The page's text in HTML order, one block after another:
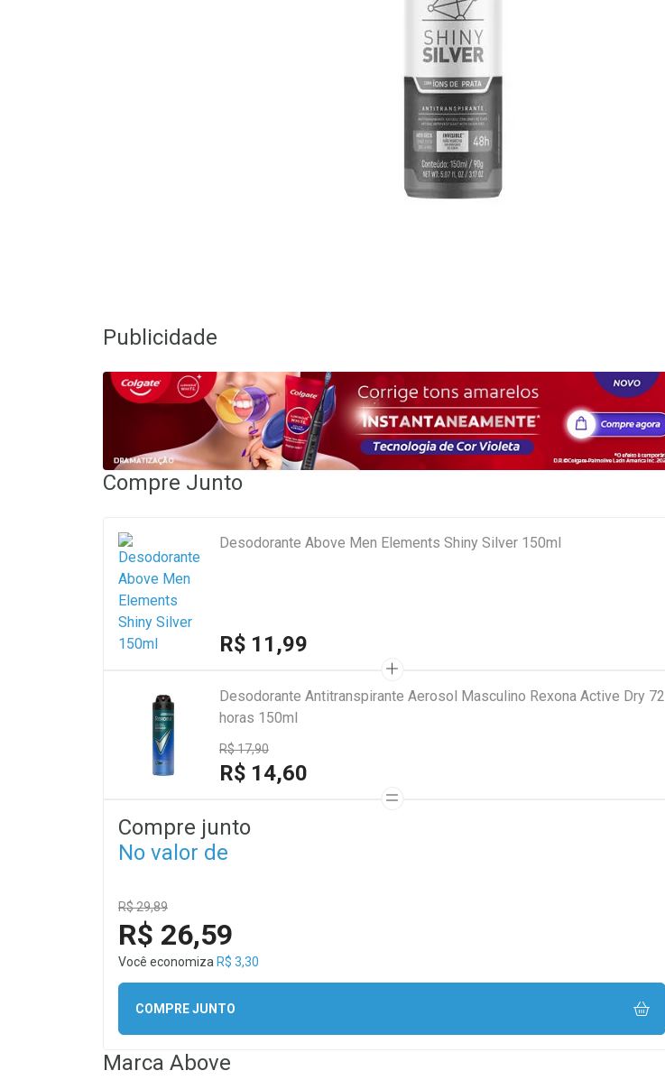
Publicidade
Compre Junto
Desodorante Above Men Elements Shiny Silver 150ml
R$ 11,99
Desodorante Antitranspirante Aerosol Masculino Rexona Active Dry 72
horas 150ml
R$ 17,90
R$ 14,60
Compre junto
No valor de
R$ 29,89
R$ 26,59
Você economiza R$ 3,30
COMPRE JUNTO
Marca Above